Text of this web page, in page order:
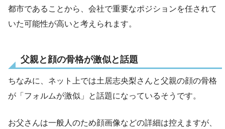
都市であることから、会社で重要なポジションを任されて
いた可能性が高いと考えられます。
父親と顔の骨格が激似と話題
ちなみに、ネット上では土居志央梨さんと父親の顔の骨格
が「フォルムが激似」と話題になっているそうです。
お父さんは一般人のため顔画像などの詳細は控えますが、